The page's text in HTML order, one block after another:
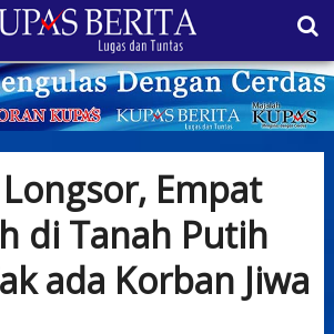
Empat
di Tanah Putih
ada Korban Jiwa